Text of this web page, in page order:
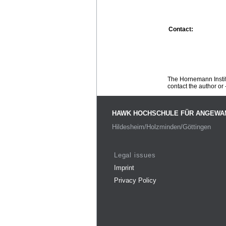
Contact:
The Hornemann
contact the author or
HAWK HOCHSCHULE FÜR
Hildesheim/Holzminden/Göttingen
Legal issues
Imprint
Privacy Policy